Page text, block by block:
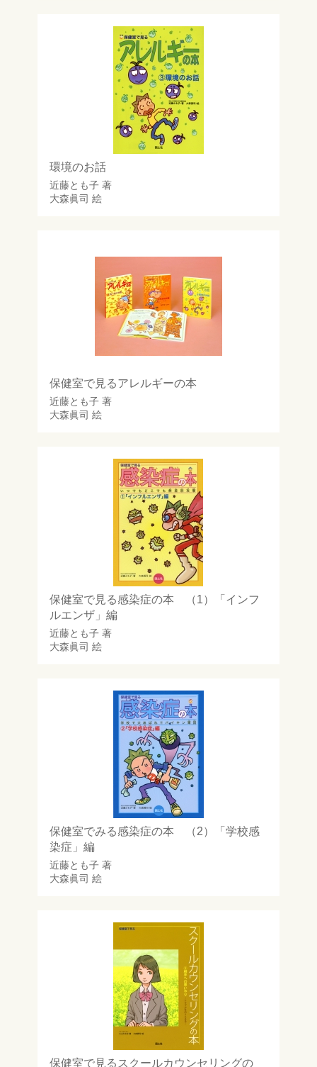
環境のお話
近藤とも子著
大森眞司 絵
保健室で見るアレルギーの本
近藤とも子著
大森眞司 絵
保健室で見る感染症の本 （1）「インフ
ルエンザ」編
近藤とも子著
大森眞司 絵
保健室でみる感染症の本 （2）「学校感
染症」編
近藤とも子著
大森眞司 絵
保健室で見るスクールカウンセリングの